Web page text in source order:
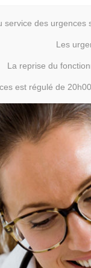
02 40 09 44 00
DE SOINS
service des
Les
La reprise du
est régulé de